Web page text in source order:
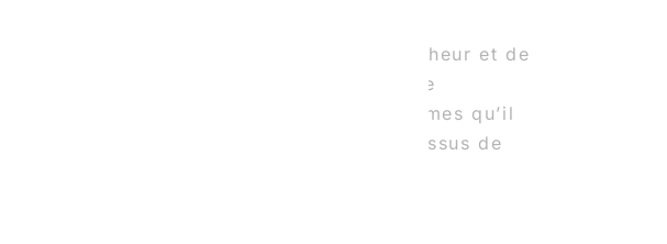
Hue de renouveau, d’ouverture, de fraîcheur et de
complexes comme les années de
en allant puiser dans des formes qu’il
avec quatre interprètes dans un processus de